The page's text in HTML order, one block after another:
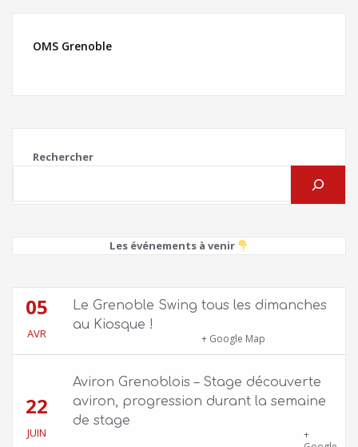
OMS Grenoble
Rechercher
Les événements à venir
05
AVR
Le Grenoble Swing tous les dimanches
au Kiosque !
+ Google Map
22
JUIN
Aviron Grenoblois – Stage découverte
aviron, progression durant la semaine
de stage
+